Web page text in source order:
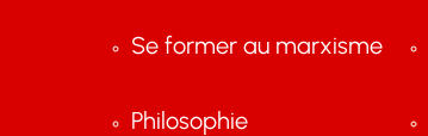
Se former au marxisme
Philosophie